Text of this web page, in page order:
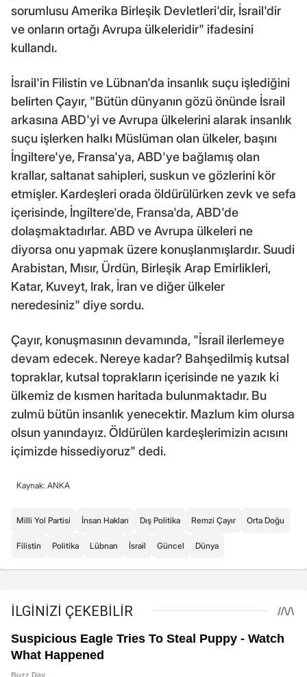
sorumlusu Amerika Birleşik Devletleri'dir, İsrail'dir
ve onların ortağı Avrupa ülkeleridir" ifadesini
kullandı.
İsrail'in Filistin ve Lübnan'da insanlık suçu işlediğini
belirten Çayır, "Bütün dünyanın gözü önünde İsrail
arkasına ABD'yi ve Avrupa ülkelerini alarak insanlık
suçu işlerken halkı Müslüman olan ülkeler, başını
İngiltere'ye, Fransa'ya, ABD'ye bağlamış olan
krallar, saltanat sahipleri, suskun ve gözlerini kör
etmişler. Kardeşleri orada öldürülürken zevk ve sefa
içerisinde, İngiltere'de, Fransa'da, ABD'de
dolaşmaktadırlar. ABD ve Avrupa ülkeleri ne
diyorsa onu yapmak üzere konuşlanmışlardır. Suudi
Arabistan, Mısır, Ürdün, Birleşik Arap Emirlikleri,
Katar, Kuveyt, Irak, İran ve diğer ülkeler
neredesiniz" diye sordu.
Çayır, konuşmasının devamında, "İsrail ilerlemeye
devam edecek. Nereye kadar? Bahşedilmiş kutsal
topraklar, kutsal toprakların içerisinde ne yazık ki
ülkemiz de kısmen haritada bulunmaktadır. Bu
zulmü bütün insanlık yenecektir. Mazlum kim olursa
olsun yanındayız. Öldürülen kardeşlerimizin acısını
içimizde hissediyoruz" dedi.
Kaynak: ANKA
Milli Yol Partisi İnsan Hakları Dış Politika Remzi Çayır Orta Doğu
Filistin Politika Lübnan İsrail Güncel Dünya